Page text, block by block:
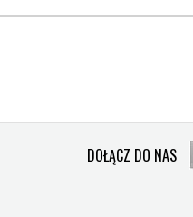
DOŁĄCZ DO NAS